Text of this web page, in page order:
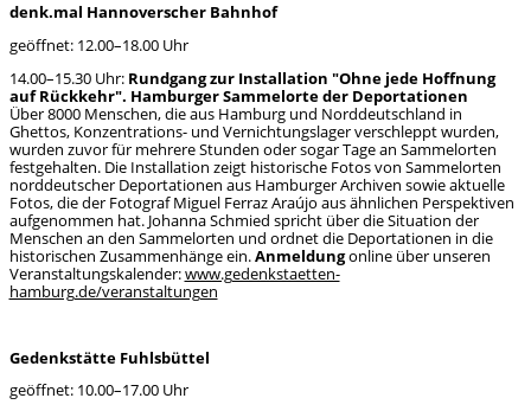
denk.mal Hannoverscher Bahnhof
geöffnet: 12.00–18.00 Uhr
14.00–15.30 Uhr: Rundgang zur Installation "Ohne jede Hoffnung
auf Rückkehr". Hamburger Sammelorte der Deportationen
Über 8000 Menschen, die aus Hamburg und Norddeutschland in
Ghettos, Konzentrations- und Vernichtungslager verschleppt wurden,
wurden zuvor für mehrere Stunden oder sogar Tage an Sammelorten
festgehalten. Die Installation zeigt historische Fotos von Sammelorten
norddeutscher Deportationen aus Hamburger Archiven sowie aktuelle
Fotos, die der Fotograf Miguel Ferraz Araújo aus ähnlichen Perspektiven
aufgenommen hat. Johanna Schmied spricht über die Situation der
Menschen an den Sammelorten und ordnet die Deportationen in die
historischen Zusammenhänge ein.Anmeldungonline über unseren
Veranstaltungskalender:www.gedenkstaetten-
hamburg.de/veranstaltungen
Gedenkstätte Fuhlsbüttel
geöffnet: 10.00–17.00 Uhr